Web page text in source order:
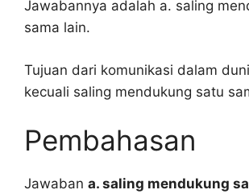
Jawabannya adalah a. saling
sama lain.
Tujuan dari komunikasi dalam
kecuali saling mendukung satu
Pembahasan
Jawaban a. saling mendukung